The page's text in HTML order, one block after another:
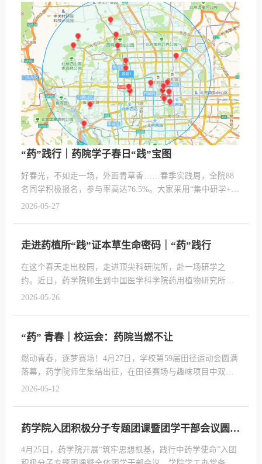
学、潜心科研、用心育人，深耕教育教学与科研创新主业，
切实将研学成效转化为履职尽责、干事创业的强大动力。
“药”践行｜药院学子春日“践”宝图
好春光，不如走一场，外面青草香……春季实践周，全院88
名同学积极报名，参与率高达76.5%。大家采用“集中研学+组
队实践+个人打卡”的多元模式，把专业知识、红色感悟与文
接力打卡北大红楼、香山革命纪念地、天安门广场、中国人
一个个红色旧址之间，重温峥...
2026-05-27
走进药植所“践”证本草生命密码｜“药”践行
在这个春天走出校园，走进顶尖科研院所，赴一场研学之
约。近日，药学院师生到中国医学科学院药用植物研究所，
开展“识本探源 科创兴药”主题研学。这次研学不仅是一次沉
探秘药用植物大千世界】第一站大家直奔药植所药用植物
一木皆藏药用玄机。专业导师现...
2026-05-26
“药” 青春｜校运会：药院当燃不让
燃动青春，逐梦赛场！4月27日，学校第59届田径运动会圆满
落幕，药学院师生集结出征，在田径赛场与趣味项目中双线
发力，以青春之姿赴拼搏之约。【方队风采：薪传药韵，礼
同，拼接出药学院院徽——每一个动作都凝聚着集体的向心
药学特色元素“四君子汤”，将“君...
2026-05-12
药学院入团积极分子专题团课暨团学干部会议圆满召开|逐光入团践初心 “药”以青春赴新程
4月25日，药学院开展“筑牢思想根基，践行中药学使命”入团